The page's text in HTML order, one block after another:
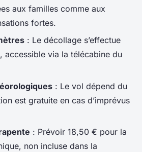
aux familles comme aux
fortes.
: Le décollage s’effectue
accessible via la télécabine du
: Le vol dépend du
est gratuite en cas d’imprévus
: Prévoir 18,50 € pour la
non incluse dans la